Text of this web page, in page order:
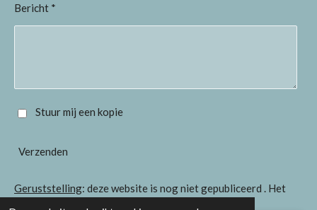
Bericht *
Stuur mij een kopie
Verzenden
Geruststelling: deze website is nog niet gepubliceerd . Het
formulier is wel in werking gesteld.